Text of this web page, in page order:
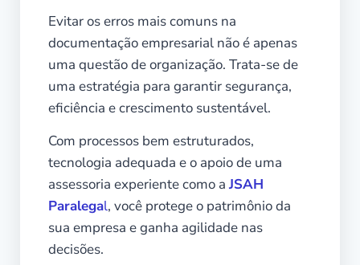
Evitar os erros mais comuns na
documentação empresarial não é apenas
uma questão de organização. Trata-se de
uma estratégia para garantir segurança,
eficiência e crescimento sustentável.
Com processos bem estruturados,
tecnologia adequada e o apoio de uma
assessoria experiente como a JSAH
Paralegal, você protege o patrimônio da
sua empresa e ganha agilidade nas
decisões.